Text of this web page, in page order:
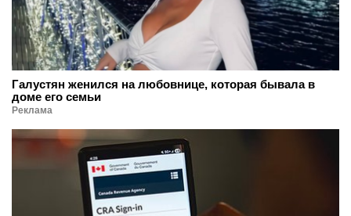
Галустян женился на любовнице, которая бывала в
доме его семьи
Реклама